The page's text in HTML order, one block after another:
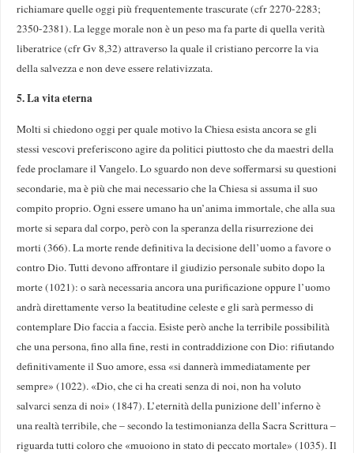
richiamare quelle oggi più frequentemente trascurate (cfr 2270-2283;
2350-2381). La legge morale non è un peso ma fa parte di quella verità
liberatrice (cfr Gv 8,32) attraverso la quale il cristiano percorre la via
della salvezza e non deve essere relativizzata.
5. La vita eterna
Molti si chiedono oggi per quale motivo la Chiesa esista ancora se gli
stessi vescovi preferiscono agire da politici piuttosto che da maestri della
fede proclamare il Vangelo. Lo sguardo non deve soffermarsi su questioni
secondarie, ma è più che mai necessario che la Chiesa si assuma il suo
compito proprio. Ogni essere umano ha un’anima immortale, che alla sua
morte si separa dal corpo, però con la speranza della risurrezione dei
morti (366). La morte rende definitiva la decisione dell’uomo a favore o
contro Dio. Tutti devono affrontare il giudizio personale subito dopo la
morte (1021): o sarà necessaria ancora una purificazione oppure l’uomo
andrà direttamente verso la beatitudine celeste e gli sarà permesso di
contemplare Dio faccia a faccia. Esiste però anche la terribile possibilità
che una persona, fino alla fine, resti in contraddizione con Dio: rifiutando
definitivamente il Suo amore, essa «si dannerà immediatamente per
sempre» (1022). «Dio, che ci ha creati senza di noi, non ha voluto
salvarci senza di noi» (1847). L’eternità della punizione dell’inferno è
una realtà terribile, che – secondo la testimonianza della Sacra Scrittura –
riguarda tutti coloro che «muoiono in stato di peccato mortale» (1035). Il